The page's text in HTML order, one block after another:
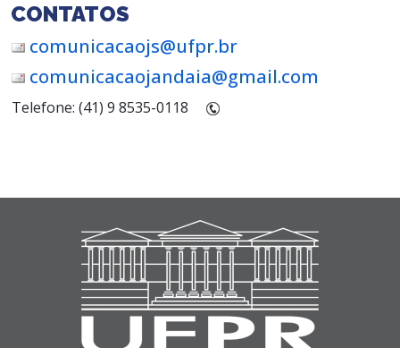
CONTATOS
comunicacaojs@ufpr.br
comunicacaojandaia@gmail.com
Telefone: (41) 9 8535-0118